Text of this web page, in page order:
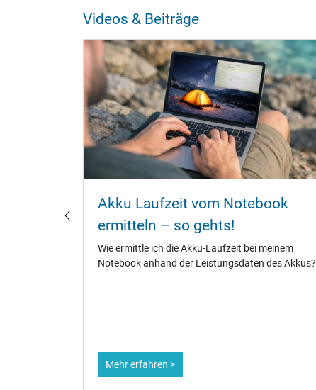
Videos & Beiträge
Akku Laufzeit vom Notebook
ermitteln – so gehts!
Wie ermittle ich die Akku-Laufzeit bei meinem
Notebook anhand der Leistungsdaten des Akkus?
Mehr erfahren >